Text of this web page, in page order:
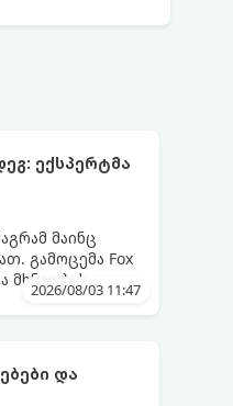
ექსპერტმა
მაინც
გამოცემა Fox
მხნეობის
2026/08/03 11:47
და